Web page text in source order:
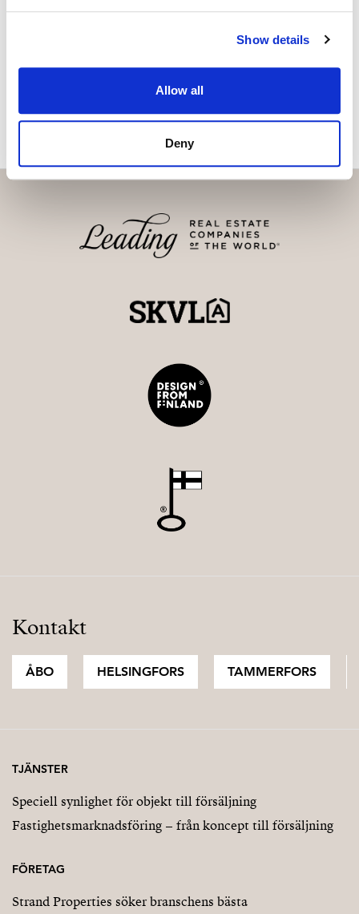
Show details
Allow all
Deny
Ota yhteyttä, tai jätä yhteystietosi.
JÄTÄ YHTEYDENOTTOPYYNTÖ
Ylempi Kiinteistönvälittäjä, YKV LKV
Strand Properties Brand Partner
040 174 3010 – tuukka.hakkarainen@strand.fi
Kontakt
ÅBO HELSINGFORS TAMMERFORS
TJÄNSTER
Speciell synlighet för objekt till försäljning
Fastighetsmarknadsföring – från koncept till försäljning
FÖRETAG
Strand Properties söker branschens bästa